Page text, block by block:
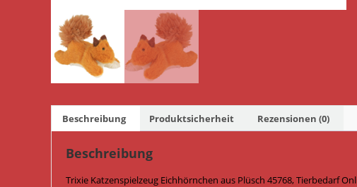
Beschreibung Produktsicherheit Rezensionen (0)
Beschreibung
Trixie Katzenspielzeug Eichhörnchen aus Plüsch 45768, Tierbedarf